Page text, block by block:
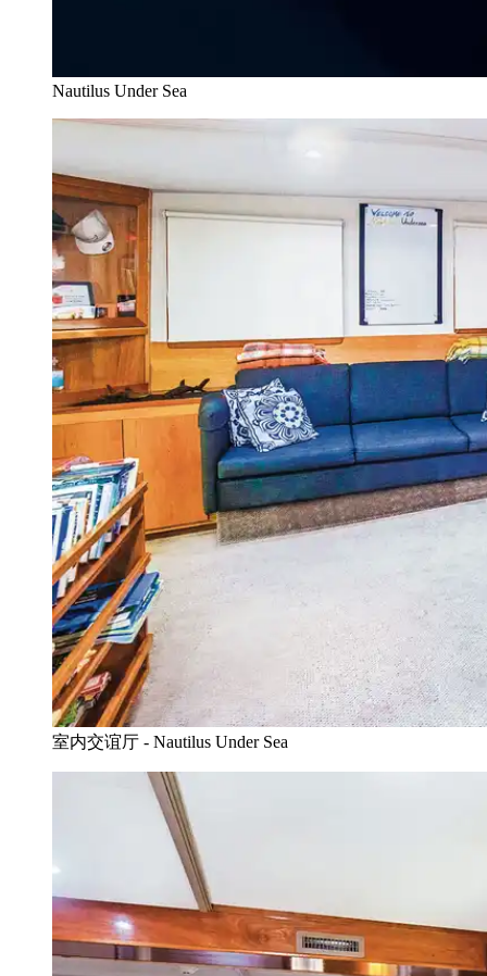
Nautilus Under Sea
室内交谊厅 - Nautilus Under Sea